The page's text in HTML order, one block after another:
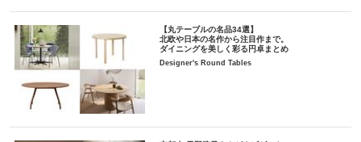
【丸テーブルの名品34選】
北欧や日本の名作から注目作まで。
ダイニングを美しく彩る円卓まとめ
Designer's Round Tables